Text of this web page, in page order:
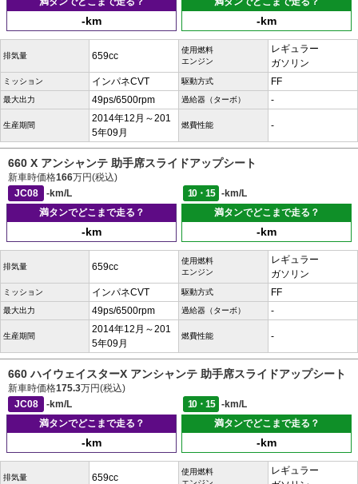
-km -km
排気量 659cc
使用燃料
エンジン
レギュラー
ガソリン
ミッション インパネCVT 駆動方式 FF
最大出力 49ps/6500rpm 過給器（ターボ） -
生産期間
2014年12月～201
5年09月
燃費性能 -
660 X アンシャンテ 助手席スライドアップシート
新車時価格166万円(税込)
JC08
-km/L 10・15
-km/L
満タンでどこまで走る？
-km
満タンでどこまで走る？
-km
排気量 659cc
使用燃料
エンジン
レギュラー
ガソリン
ミッション インパネCVT 駆動方式 FF
最大出力 49ps/6500rpm 過給器（ターボ） -
生産期間
2014年12月～201
5年09月
燃費性能 -
660 ハイウェイスターX アンシャンテ 助手席スライドアップシート
新車時価格175.3万円(税込)
JC08
-km/L 10・15
-km/L
満タンでどこまで走る？
-km
満タンでどこまで走る？
-km
排気量 659cc
使用燃料
レギュラー